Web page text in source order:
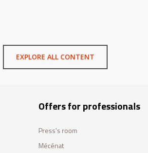
EXPLORE ALL CONTENT
Offers for professionals
Press's room
Mécénat